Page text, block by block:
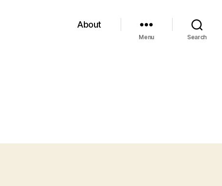
About
Menu Search